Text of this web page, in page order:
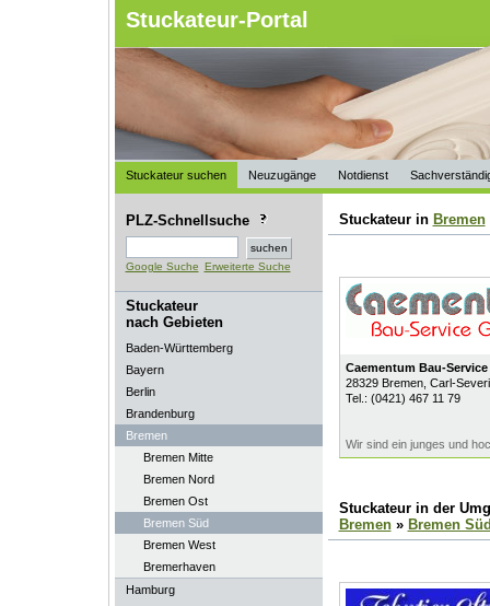
Stuckateur-Portal
Stuckateur suchen Neuzugänge Notdienst
PLZ-Schnellsuche
Google Suche Erweiterte Suche
Stuckateur
nach Gebieten
Baden-Württemberg
Bayern
Berlin
Brandenburg
Bremen
Bremen Mitte
Bremen Nord
Bremen Ost
Bremen Süd
Bremen West
Bremerhaven
Hamburg
Stuckateur in Bremen
Caementum Bau-
28329 Bremen, Carl-
Tel.: (0421) 467 11 79
Wir sind ein junges und
Stuckateur in der
Bremen» Bremen